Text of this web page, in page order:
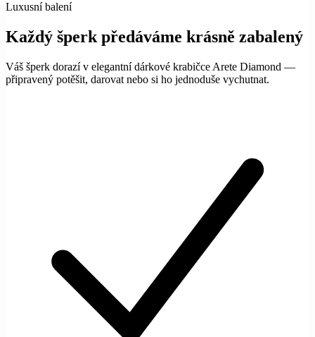
Luxusní balení
Každý šperk předáváme krásně zabalený
Váš šperk dorazí v elegantní dárkové krabičce Arete Diamond —
připravený potěšit, darovat nebo si ho jednoduše vychutnat.